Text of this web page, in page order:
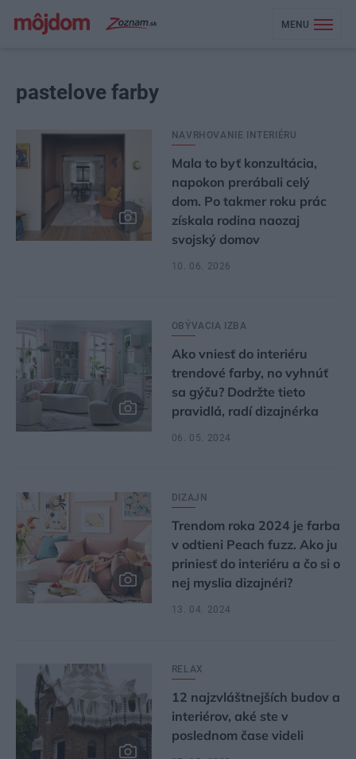
MENU
pastelove farby
NAVRHOVANIE INTERIÉRU
Mala to byť konzultácia,
napokon prerábali celý
dom. Po takmer roku prác
získala rodina naozaj
svojský domov
10. 06. 2026
OBÝVACIA IZBA
Ako vniesť do interiéru
trendové farby, no vyhnúť
sa gýču? Dodržte tieto
pravidlá, radí dizajnérka
06. 05. 2024
DIZAJN
Trendom roka 2024 je farba
v odtieni Peach fuzz. Ako ju
priniesť do interiéru a čo si o
nej myslia dizajnéri?
13. 04. 2024
RELAX
12 najzvláštnejších budov a
interiérov, aké ste v
poslednom čase videli